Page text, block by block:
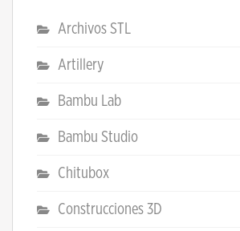
Archivos STL
Artillery
Bambu Lab
Bambu Studio
Chitubox
Construcciones 3D